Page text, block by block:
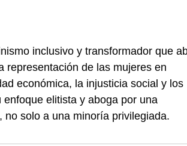
inclusivo y transformador que
representación de las mujeres en
económica, la injusticia social y los
elitista y aboga por una
solo a una minoría privilegiada.